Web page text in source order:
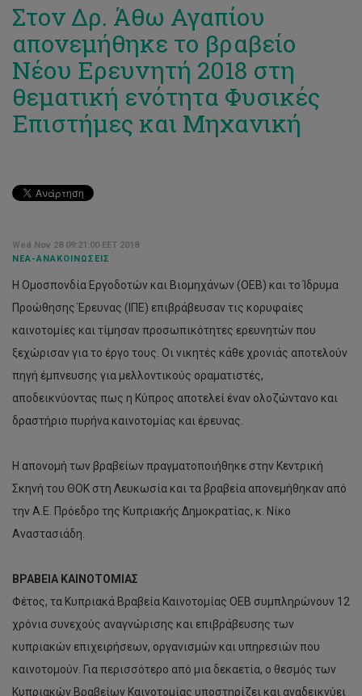
Στον Δρ. Άθω Αγαπίου
απονεμήθηκε το βραβείο
Νέου Ερευνητή 2018 στη
θεματική ενότητα Φυσικές
Επιστήμες και Μηχανική
Wed Nov 28 09:21:00 EET 2018
ΝΈΑ-ΑΝΑΚΟΙΝΏΣΕΙΣ
Η Ομοσπονδία Εργοδοτών και Βιομηχάνων (ΟΕΒ) και το Ίδρυμα
Προώθησης Έρευνας (ΙΠΕ) επιβράβευσαν τις κορυφαίες
καινοτομίες και τίμησαν προσωπικότητες ερευνητών που
ξεχώρισαν για το έργο τους. Οι νικητές κάθε χρονιάς αποτελούν
πηγή έμπνευσης για μελλοντικούς οραματιστές,
αποδεικνύοντας πως η Κύπρος αποτελεί έναν ολοζώντανο και
δραστήριο πυρήνα καινοτομίας και έρευνας.
Η απονομή των βραβείων πραγματοποιήθηκε στην Κεντρική
Σκηνή του ΘΟΚ στη Λευκωσία και τα βραβεία απονεμήθηκαν από
την Α.Ε. Πρόεδρο της Κυπριακής Δημοκρατίας, κ. Νίκο
Αναστασιάδη.
ΒΡΑΒΕΙΑ ΚΑΙΝΟΤΟΜΙΑΣ
Φέτος, τα Κυπριακά Βραβεία Καινοτομίας ΟΕΒ συμπληρώνουν 12
χρόνια συνεχούς αναγνώρισης και επιβράβευσης των
κυπριακών επιχειρήσεων, οργανισμών και υπηρεσιών που
καινοτομούν. Για περισσότερο από μια δεκαετία, ο θεσμός των
Κυπριακών Βραβείων Καινοτομίας υποστηρίζει και αναδεικνύει